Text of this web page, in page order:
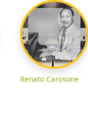
Renato Carosone